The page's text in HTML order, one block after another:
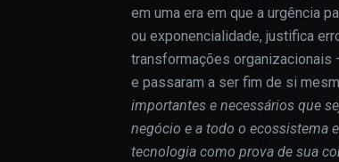
em uma era em que a urgência
ou exponencialidade, justifica
transformações organizacionais
e passaram a ser fim de si
importantes e necessários que
negócio e a todo o ecossistema
tecnologia como prova de sua